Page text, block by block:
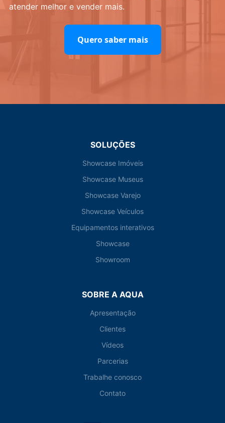
atender melhor e vender mais.
Quero saber mais
SOLUÇÕES
Showcase Imóveis
Showcase Museus
Showcase Varejo
Showcase Veículos
Equipamentos interativos
Showcase
Showroom
SOBRE A AQUA
Apresentação
Clientes
Vídeos
Parcerias
Trabalhe conosco
Contato